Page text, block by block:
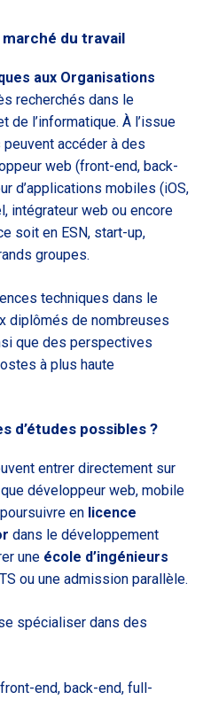
du travail
aux Organisations
recherchés dans le
de l’informatique. À l’issue
accéder à des
web (front-end, back-
d’applications mobiles (iOS,
intégrateur web ou encore
soit en ESN, start-up,
groupes.
techniques dans le
diplômés de nombreuses
que des perspectives
à plus haute
d’études possibles ?
entrer directement sur
développeur web, mobile
en licence
dans le développement
une école d’ingénieurs
ou une admission parallèle.
spécialiser dans des
end, back-end, full-